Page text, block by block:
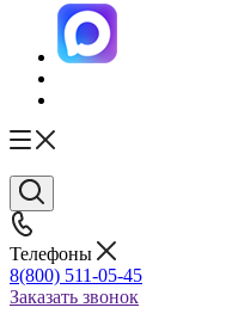
Телефоны
8(800) 511-05-45
Заказать звонок